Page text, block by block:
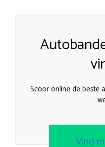
Scoor online de beste
Vind